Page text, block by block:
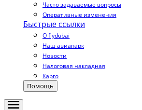
Часто задаваемые вопросы
Оперативные изменения
Быстрые ссылки
О flydubai
Наш авиапарк
Новости
Налоговая накладная
Карго
Помощь